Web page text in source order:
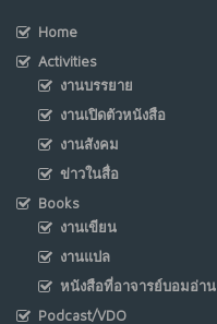
Home
Activities
งานบรรยาย
งานเปิดตัวหนังสือ
งานสังคม
ข่าวในสื่อ
Books
งานเขียน
งานแปล
หนังสือที่อาจารย์บอมอ่าน
Podcast/VDO